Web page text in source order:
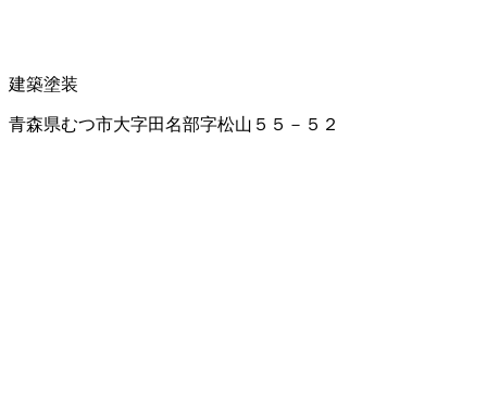
建築塗装
青森県むつ市大字田名部字松山５５－５２